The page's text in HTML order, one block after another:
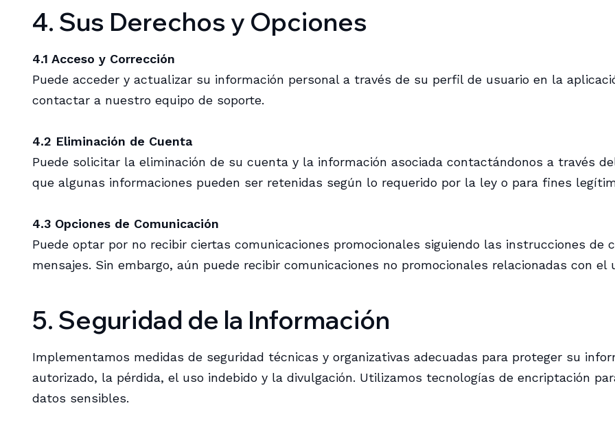
4. Sus Derechos y Opciones
4.1 Acceso y Corrección
Puede acceder y actualizar su información personal a través de su perfil de usuario en la
contactar a nuestro equipo de soporte.
4.2 Eliminación de Cuenta
Puede solicitar la eliminación de su cuenta y la información asociada contactándonos a través
que algunas informaciones pueden ser retenidas según lo requerido por la ley o para fines
4.3 Opciones de Comunicación
Puede optar por no recibir ciertas comunicaciones promocionales siguiendo las instrucciones de
mensajes. Sin embargo, aún puede recibir comunicaciones no promocionales relacionadas con el
5. Seguridad de la Información
Implementamos medidas de seguridad técnicas y organizativas adecuadas para proteger su
autorizado, la pérdida, el uso indebido y la divulgación. Utilizamos tecnologías de encriptación
datos sensibles.